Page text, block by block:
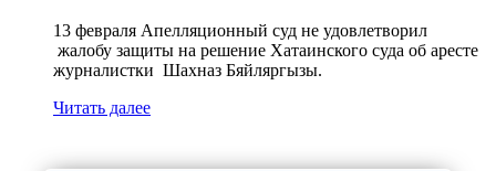
13 февраля Апелляционный суд не удовлетворил
жалобу защиты на решение Хатаинского суда об аресте
журналистки Шахназ Бяйляргызы.
Читать далее